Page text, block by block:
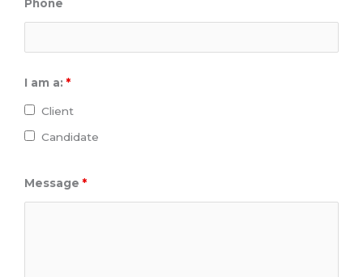
Phone
I am a: *
Client
Candidate
Message *